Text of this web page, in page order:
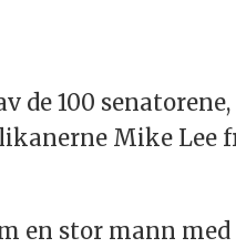
de 100
Mike Lee
en stor mann med